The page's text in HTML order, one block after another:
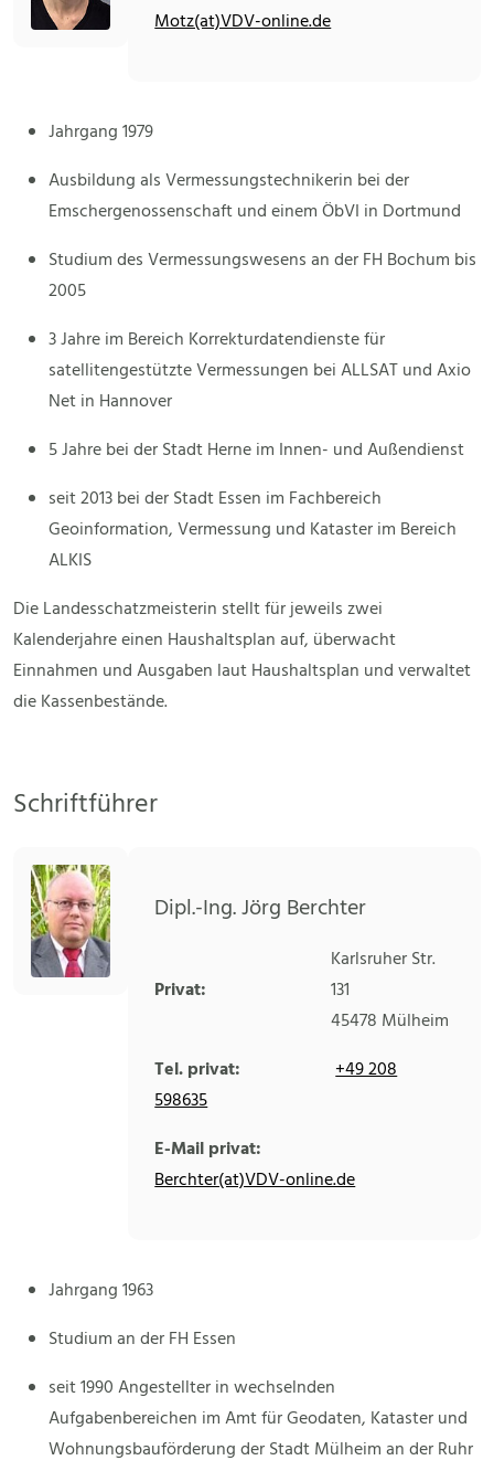
Motz(at)VDV-online.de
Jahrgang 1979
Ausbildung als Vermessungstechnikerin bei der
Emschergenossenschaft und einem ÖbVI in Dortmund
Studium des Vermessungswesens an der FH Bochum bis
2005
3 Jahre im Bereich Korrekturdatendienste für
satellitengestützte Vermessungen bei ALLSAT und Axio
Net in Hannover
5 Jahre bei der Stadt Herne im Innen- und Außendienst
seit 2013 bei der Stadt Essen im Fachbereich
Geoinformation, Vermessung und Kataster im Bereich
ALKIS
Die Landesschatzmeisterin stellt für jeweils zwei
Kalenderjahre einen Haushaltsplan auf, überwacht
Einnahmen und Ausgaben laut Haushaltsplan und verwaltet
die Kassenbestände.
Schriftführer
Dipl.-Ing. Jörg Berchter
Privat:
Karlsruher Str.
131
45478 Mülheim
Tel. privat:
+49 208
598635
E-Mail privat:
Berchter(at)VDV-online.de
Jahrgang 1963
Studium an der FH Essen
seit 1990 Angestellter in wechselnden
Aufgabenbereichen im Amt für Geodaten, Kataster und
Wohnungsbauförderung der Stadt Mülheim an der Ruhr